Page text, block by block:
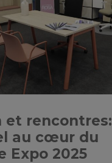
et rencontres:
au cœur du
Expo 2025